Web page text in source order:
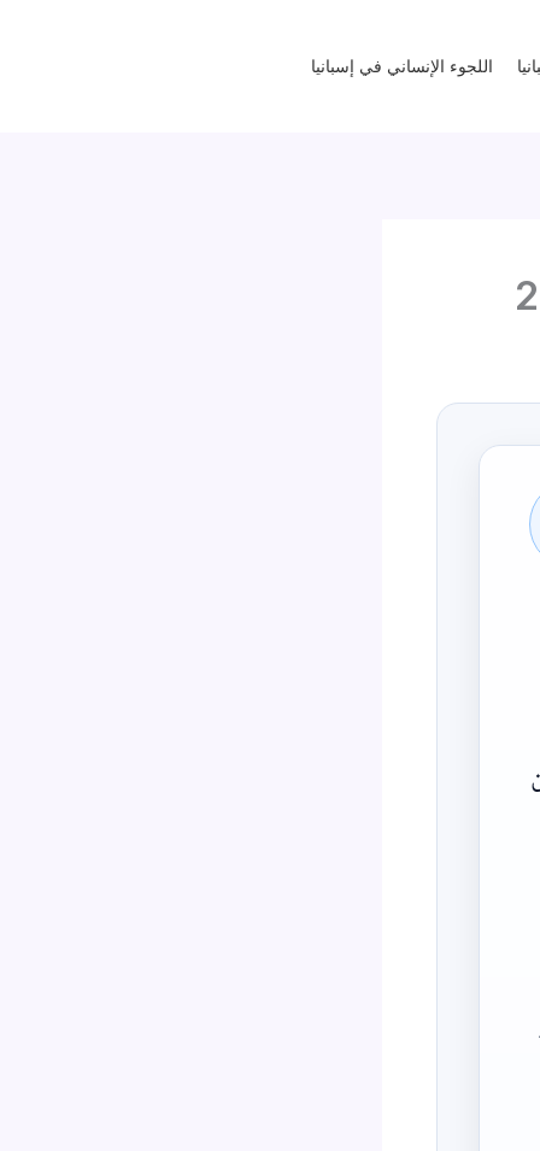
اللجوء الإنساني في إسبانيا